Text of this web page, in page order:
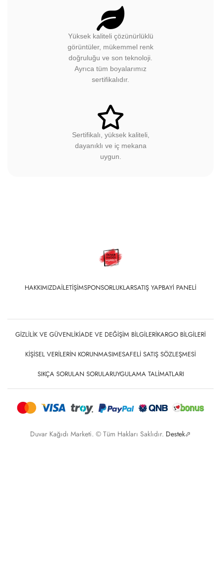
Yüksek kaliteli çözünürlüklü
görüntüler, mükemmel renk
doğruluğu ve son teknoloji.
Ayrıca tüm boyalarımız
sertifikalıdır.
Sertifikalı, yüksek kaliteli,
dayanıklı ve iç mekana
uygun.
HAKKIMIZDAİLETIŞIMSPONSORLUKLARSATIŞ YAPBAYI PANELI
GIZLILIK VE GÜVENLIKİADE VE DEĞIŞIM BILGILERIKARGO BILGILERI
KIŞISEL VERILERIN KORUNMASIMESAFELI SATIŞ SÖZLEŞMESI
SIKÇA SORULAN SORULARUYGULAMA TALIMATLARI
Duvar Kağıdı Marketi. © Tüm Hakları Saklıdır. Destek⬀